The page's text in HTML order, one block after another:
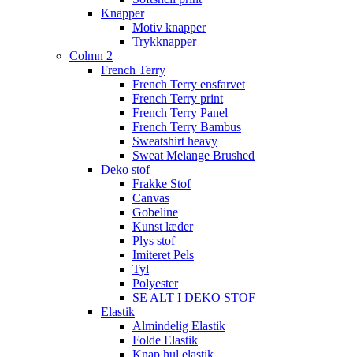
Knapper
Motiv knapper
Trykknapper
Colmn 2
French Terry
French Terry ensfarvet
French Terry print
French Terry Panel
French Terry Bambus
Sweatshirt heavy
Sweat Melange Brushed
Deko stof
Frakke Stof
Canvas
Gobeline
Kunst læder
Plys stof
Imiteret Pels
Tyl
Polyester
SE ALT I DEKO STOF
Elastik
Almindelig Elastik
Folde Elastik
Knap hul elastik